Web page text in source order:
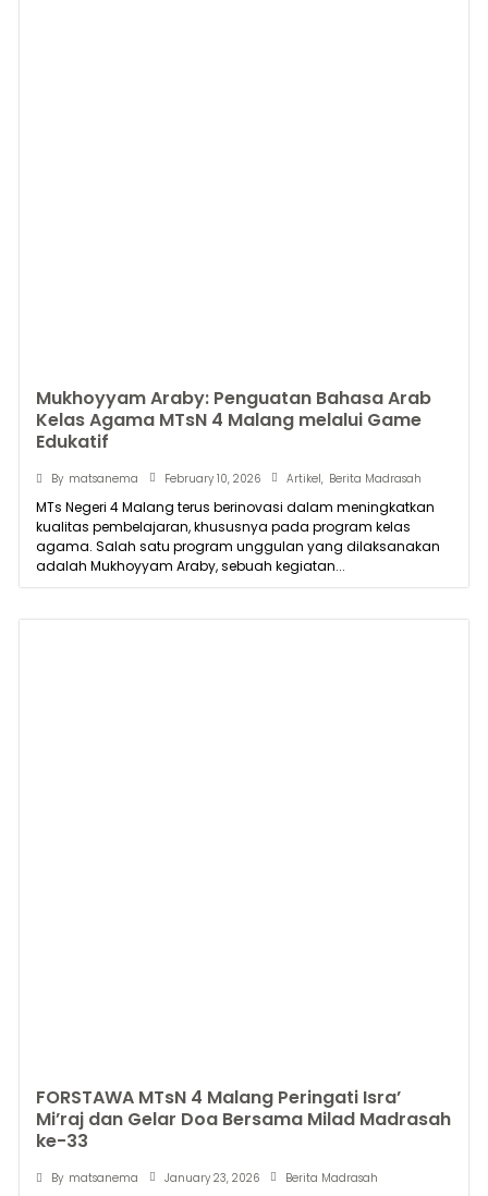
Mukhoyyam Araby: Penguatan Bahasa Arab
Kelas Agama MTsN 4 Malang melalui Game
Edukatif
By matsanema February 10, 2026 Artikel, Berita Madrasah
MTs Negeri 4 Malang terus berinovasi dalam meningkatkan
kualitas pembelajaran, khususnya pada program kelas
agama. Salah satu program unggulan yang dilaksanakan
adalah Mukhoyyam Araby, sebuah kegiatan...
FORSTAWA MTsN 4 Malang Peringati Isra’
Mi’raj dan Gelar Doa Bersama Milad Madrasah
ke-33
By matsanema January 23, 2026 Berita Madrasah